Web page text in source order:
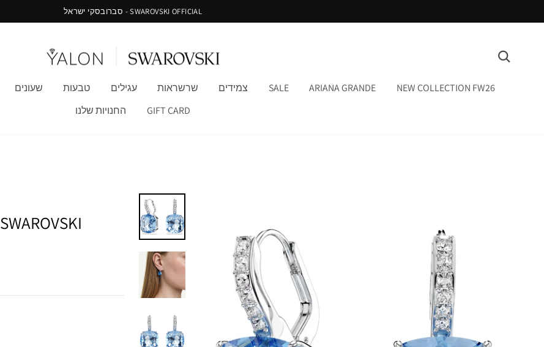
SWAROVSKI OFFICIAL - סברובסקי ישראל
חיפוש
NEW COLLECTION FW26
ARIANA GRANDE
SALE צמידים שרשראות עגילים טבעות שעונים
GIFT CARD
החנויות שלנו
SWAROVSKI עגילי MILLENIA ציפוי רודיום